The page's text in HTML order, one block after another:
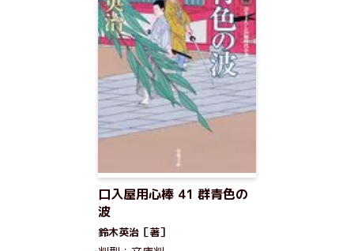
口入屋用心棒 41 群青色の
波
鈴木英治［著］